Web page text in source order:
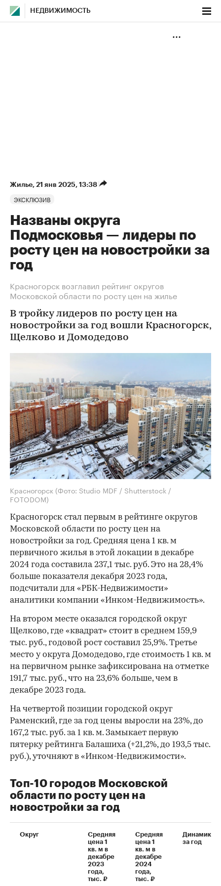
НЕДВИЖИМОСТЬ
Жилье⁠, 21 янв 2025, 13:38
ЭКСКЛЮЗИВ
Названы округа
Подмосковья — лидеры по
росту цен на новостройки за
год
Красногорск возглавил рейтинг округов
Московской области по росту цен на жилье
В тройку лидеров по росту цен на
новостройки за год вошли Красногорск,
Щелково и Домодедово
Красногорск (Фото: Studio MDF / Shutterstock /
FOTODOM)
Красногорск стал первым в рейтинге округов
Московской области по росту цен на
новостройки за год. Средняя цена 1 кв. м
первичного жилья в этой локации в декабре
2024 года составила 237,1 тыс. руб. Это на 28,4%
больше показателя декабря 2023 года,
подсчитали для «РБК-Недвижимости»
аналитики компании «Инком-Недвижимость».
На втором месте оказался городской округ
Щелково, где «квадрат» стоит в среднем 159,9
тыс. руб., годовой рост составил 25,9%. Третье
место у округа Домодедово, где стоимость 1 кв. м
на первичном рынке зафиксирована на отметке
191,7 тыс. руб., что на 23,6% больше, чем в
декабре 2023 года.
На четвертой позиции городской округ
Раменский, где за год цены выросли на 23%, до
167,2 тыс. руб. за 1 кв. м. Замыкает первую
пятерку рейтинга Балашиха (+21,2%, до 193,5 тыс.
руб.), уточняют в «Инком-Недвижимости».
Топ-10 городов Московской
области по росту цен на
новостройки за год
Округ
Средняя
цена 1
кв. м в
декабре
2023
года,
тыс. ₽
Средняя
цена 1
кв. м в
декабре
2024
года,
тыс. ₽
Динамика
за год